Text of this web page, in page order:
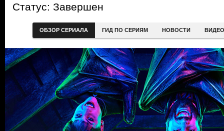
Статус: Завершен
ОБЗОР СЕРИАЛА ГИД ПО СЕРИЯМ НОВОСТИ ВИДЕО